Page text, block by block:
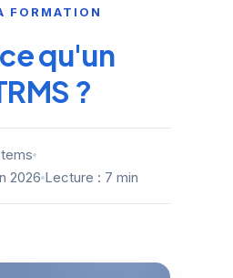
FORMATION
qu'un
?
2026 Lecture : 7 min